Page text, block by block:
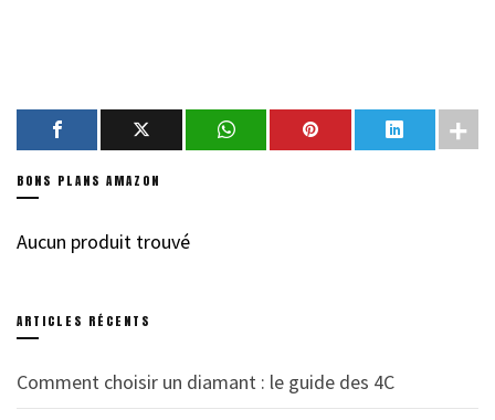
BONS PLANS AMAZON
Aucun produit trouvé
ARTICLES RÉCENTS
Comment choisir un diamant : le guide des 4C